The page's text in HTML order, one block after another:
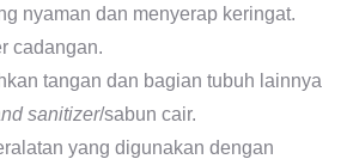
nyaman dan menyerap keringat.
cadangan.
tangan dan bagian tubuh lainnya
sanitizer/sabun cair.
yang digunakan dengan